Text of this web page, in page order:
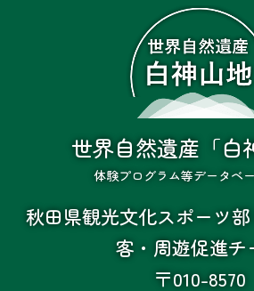
世界自然遺産「白
体験プログラム等データベ
秋田県観光文化スポーツ
客・周遊促進チ
〒010-8570